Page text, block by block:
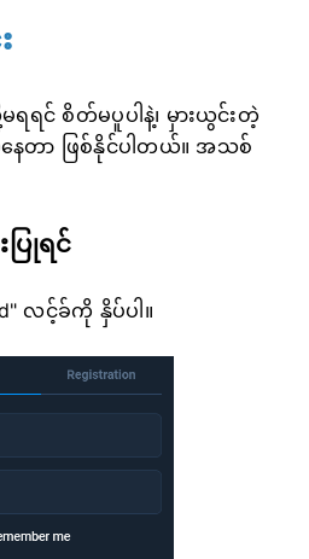
င် စိတ်မပူပါနဲ့၊ မှားယွင်းတဲ့
တာ ဖြစ်နိုင်ပါတယ်။ အသစ်
ြုရင်
လင့်ခ်ကို နှိပ်ပါ။